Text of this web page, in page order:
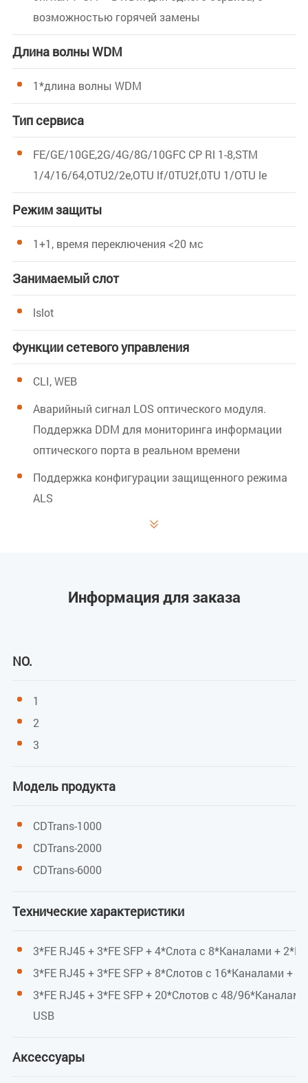
возможностью горячей замены
Длина волны WDM
1*длина волны WDM
Тип сервиса
FE/GE/10GE,2G/4G/8G/10GFC CP Rl 1-8,STM
1/4/16/64,OTU2/2e,OTU lf/0TU2f,0TU 1/OTU le
Режим защиты
1+1, время переключения <20 мс
Занимаемый слот
lslot
Функции сетевого управления
CLI, WEB
Аварийный сигнал LOS оптического модуля.
Поддержка DDM для мониторинга информации
оптического порта в реальном времени
Поддержка конфигурации защищенного режима
ALS
Рабочая среда
Среда хранения
Температура: от -40°C до 80°C

Информация для заказа
NO.
1
2
3
Модель продукта
CDTrans-1000
CDTrans-2000
CDTrans-6000
Технические характеристики
3*FE RJ45 + 3*FE SFP + 4*Слота с 8*Каналами +
3*FE RJ45 + 3*FE SFP + 8*Слотов с 16*Каналами +
3*FE RJ45 + 3*FE SFP + 20*Слотов с 48/
USB
Аксессуары